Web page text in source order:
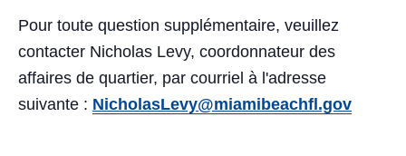
Pour toute question supplémentaire, veuillez
contacter Nicholas Levy, coordonnateur des
affaires de quartier, par courriel à l'adresse
suivante : NicholasLevy@miamibeachfl.gov